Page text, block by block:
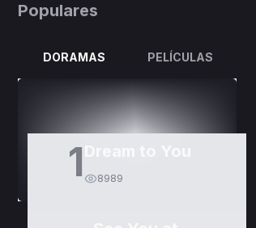
Populares
DORAMAS PELÍCULAS
1 8989